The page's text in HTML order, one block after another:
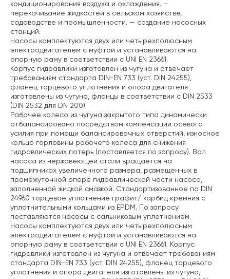
кондиционирования воздуха и охлаждения. —
перекачивание жидкостей в сельском хозяйстве,
садоводстве и промышленности. — создание насосных
станций.
Насосы комплектуются двух или четырехполюсным
электродвигателем с муфтой и устанавливаются на
опорную раму в соответствии с UNI EN 23661.
Корпус гидравлики изготовлен из чугуна и отвечает
требованиям стандарта DIN-EN 733 (уст. DIN 24255),
фланец торцевого уплотнения и опора двигателя
изготовлены из чугуна, фланцы в соответствии с DIN 2533
(DIN 2532 для DN 200).
Рабочее колесо из чугуна закрытого типа динамически
отбалансировано посредством компенсации осевого
усилия при помощи балансировочных отверстий, износное
кольцо горловины рабочего колеса для снижения
гидравлических потерь (поставляется по запросу). Вал
насоса из нержавеющей стали вращается на
подшипниках увеличенного размера, размещенных в
промежуточной опоре гидравлической части насоса,
заполненной жидкой смазкой. Стандартизованное по DIN
24960 торцевое уплотнение графит/ карбид кремния с
уплотнительными кольцами из EPDM. По запросу
поставляются насосы с сальниковым уплотнением.
Насосы комплектуются двух или четырехполюсным
электродвигателем с муфтой и устанавливаются на
опорную раму в соответствии с UNI EN 23661. Корпус
гидравлики изготовлен из чугуна и отвечает требованиям
стандарта DIN-EN 733 (уст. DIN 24255), фланец торцевого
уплотнения и опора двигателя изготовлены из чугуна,